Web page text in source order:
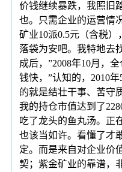
价钱继续暴跌，我照旧
也。只需企业的运营情
矿业10派0.5元（含税
落袋为安吧。我特地去
成后，”2008年10月，
钱快，”认知的，2010
的就是结壮干事、苦守
我的持仓市值达到了
吃了龙头的鱼丸汤。正
也该当如许。看懂了才
定。而是来自对企业价
契；紫金矿业的靠谱，